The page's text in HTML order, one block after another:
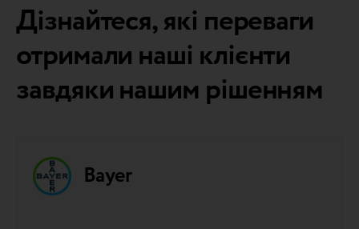
Дізнайтеся, які переваги
отримали наші клієнти
завдяки нашим рішенням
Bayer